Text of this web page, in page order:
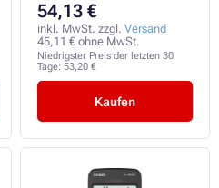
54,13 €
inkl. MwSt. zzgl. Versand
45,11 € ohne MwSt.
Niedrigster Preis der letzten 30
Tage: 53,20 €
Kaufen